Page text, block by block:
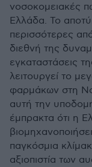
νοσοκομειακές
Ελλάδα. Το
περισσότερες
διεθνή της
εγκαταστάσεις
λειτουργεί το
φαρμάκων στη
αυτή την
έμπρακτα ότι η
παγκόσμια
αξιοπιστία των